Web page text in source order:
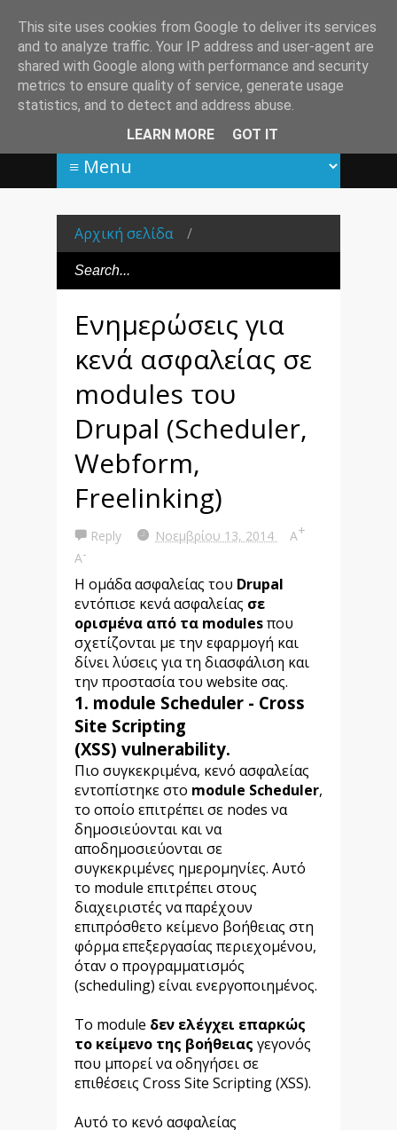
Αρχική σελίδα /
Ενημερώσεις για
κενά ασφαλείας σε
modules του
Drupal (Scheduler,
Webform,
Freelinking)
Reply Νοεμβρίου 13, 2014 A+
A-
Η ομάδα ασφαλείας του Drupal
εντόπισε κενά ασφαλείας σε
ορισμένα από τα modulesπου
σχετίζονται με την εφαρμογή και
δίνει λύσεις για τη διασφάλιση και
την προστασία του website σας.
1. module Scheduler - Cross
Site Scripting
(XSS) vulnerability.
Πιο συγκεκριμένα, κενό ασφαλείας
εντοπίστηκε στο module Scheduler,
το οποίο επιτρέπει σε nodes να
δημοσιεύονται και να
αποδημοσιεύονται σε
συγκεκριμένες ημερομηνίες. Αυτό
το module επιτρέπει στους
διαχειριστές να παρέχουν
επιπρόσθετο κείμενο βοήθειας στη
φόρμα επεξεργασίας περιεχομένου,
όταν ο προγραμματισμός
(scheduling) είναι ενεργοποιημένος.
Το module δεν ελέγχει επαρκώς
το κείμενο της βοήθειας γεγονός
που μπορεί να οδηγήσει σε
επιθέσεις Cross Site Scripting (XSS).
Αυτό το κενό ασφαλείας
This site uses cookies from Google to deliver its services
and to analyze traffic. Your IP address and user-agent are
shared with Google along with performance and security
metrics to ensure quality of service, generate usage
statistics, and to detect and address abuse.
LEARN MORE
GOT IT